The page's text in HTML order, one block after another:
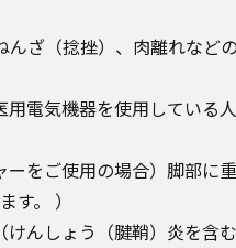
ざ（捻挫）、肉離れなど
電気機器を使用している人
をご使用の場合）脚部に
。 ）
んしょう（腱鞘）炎を含む